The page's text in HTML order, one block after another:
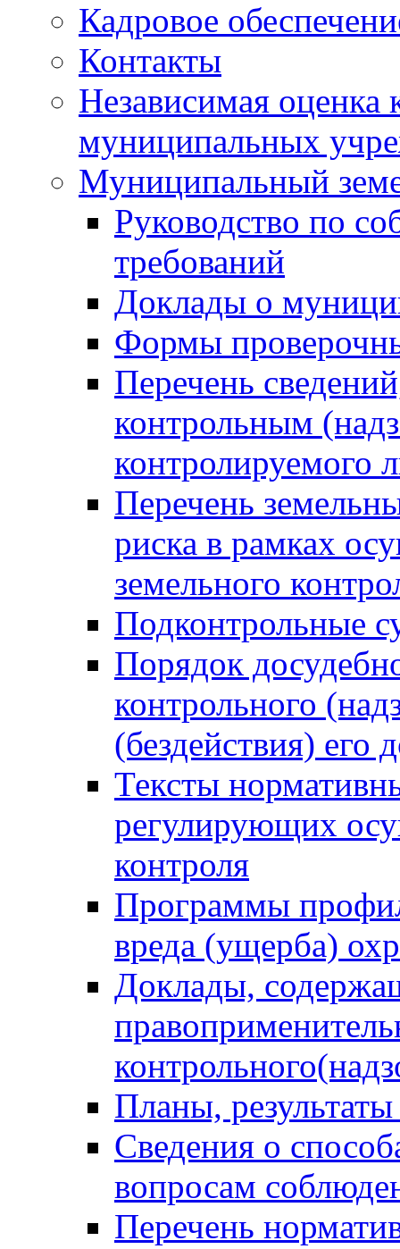
Кадровое
Контакты
Независимая оценка
муниципальных
Муниципальный
Руководство по
требований
Доклады о
Формы
Перечень
контрольным
контролируемого
Перечень
риска в рамках
земельного
Подконтрольные
Порядок
контрольного
(бездействия)
Тексты
регулирующих
контроля
Программы
вреда (ущерба)
Доклады,
Планы,
Сведения о
вопросам
Перечень